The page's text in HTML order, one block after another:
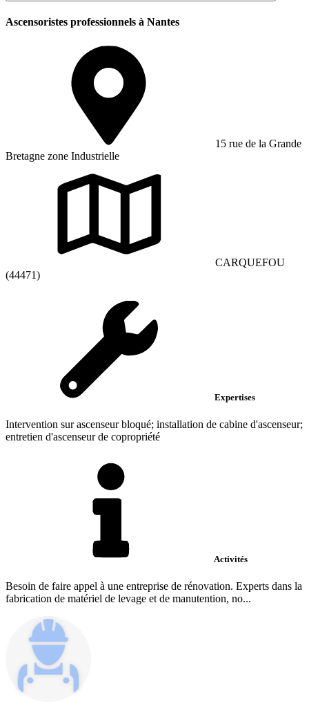
Ascensoristes professionnels à Nantes
15 rue de la Grande
Bretagne zone Industrielle
CARQUEFOU
(44471)
Expertises
Intervention sur ascenseur bloqué; installation de cabine d'ascenseur;
entretien d'ascenseur de copropriété
Activités
Besoin de faire appel à une entreprise de rénovation. Experts dans la
fabrication de matériel de levage et de manutention, no...